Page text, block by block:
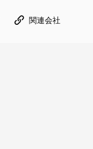
関連会社